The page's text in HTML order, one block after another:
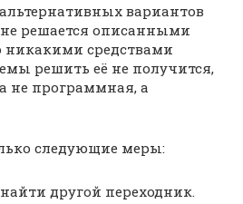
вариантов
решается описанными
никакими средствами
решить её не получится,
не программная, а
следующие меры:
другой переходник.